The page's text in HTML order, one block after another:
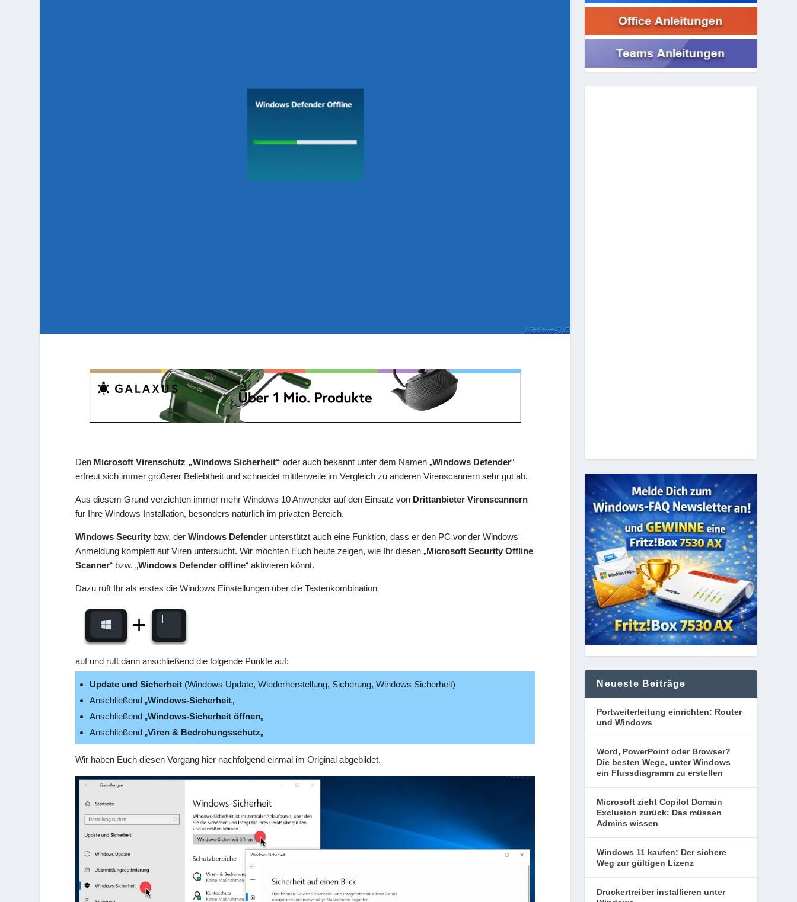
Den Microsoft Virenschutz „Windows Sicherheit“ oder auch bekannt unter dem Namen „Windows Defender“
erfreut sich immer größerer Beliebtheit und schneidet mittlerweile im Vergleich zu anderen Virenscannern sehr gut ab.
Aus diesem Grund verzichten immer mehr Windows 10 Anwender auf den Einsatz von Drittanbieter Virenscannern
für Ihre Windows Installation, besonders natürlich im privaten Bereich.
Windows Security bzw. derWindows Defender unterstützt auch eine Funktion, dass er den PC vor der Windows
Anmeldung komplett auf Viren untersucht. Wir möchten Euch heute zeigen, wie Ihr diesen „Microsoft Security Offline
Scanner“ bzw. „Windows Defender offline“ aktivieren könnt.
Dazu ruft Ihr als erstes die Windows Einstellungen über die Tastenkombination
auf und ruft dann anschließend die folgende Punkte auf:
Update und Sicherheit (Windows Update, Wiederherstellung, Sicherung, Windows Sicherheit)
Anschließend „Windows-Sicherheit„
Anschließend „Windows-Sicherheit öffnen„
Anschließend „Viren & Bedrohungsschutz„
Wir haben Euch diesen Vorgang hier nachfolgend einmal im Original abgebildet.
Neueste Beiträge
Portweiterleitung einrichten: Router
und Windows
Word, PowerPoint oder Browser?
Die besten Wege, unter Windows
ein Flussdiagramm zu erstellen
Microsoft zieht Copilot Domain
Exclusion zurück: Das müssen
Admins wissen
Windows 11 kaufen: Der sichere
Weg zur gültigen Lizenz
Druckertreiber installieren unter